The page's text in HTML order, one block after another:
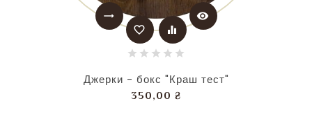
trending_flat
favorite_border
equalizer
visibility
Джерки - бокс "Краш тест"
350,00 ₴